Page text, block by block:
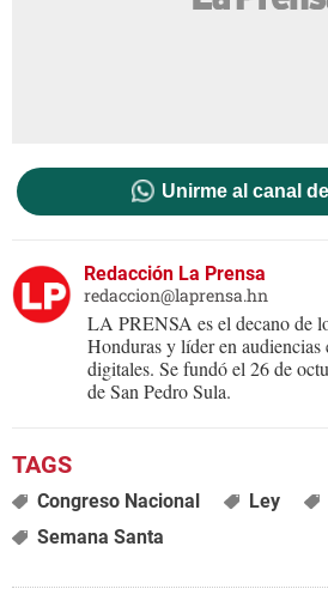
Unirme al canal
Redacción La Prensa
redaccion@laprensa.hn
LA PRENSA es el decano de
Honduras y líder en audiencias
digitales. Se fundó el 26 de
de San Pedro Sula.
Congreso Nacional Ley
Semana Santa